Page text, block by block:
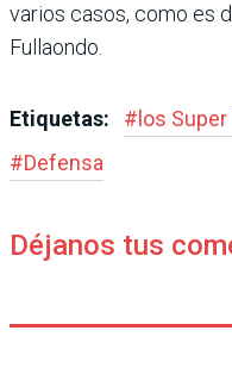
varios casos, como es
Fullaondo.
Etiquetas: # los
#Defensa
Déjanos tus